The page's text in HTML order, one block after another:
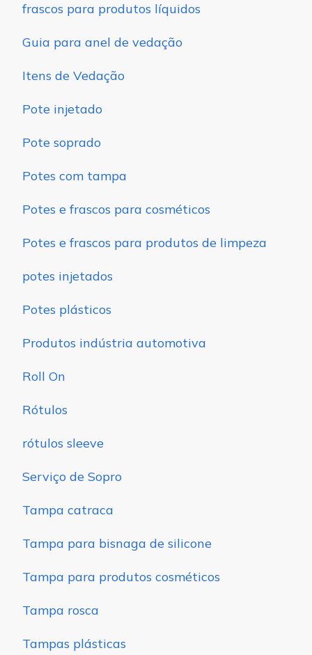
frascos para produtos líquidos
Guia para anel de vedação
Itens de Vedação
Pote injetado
Pote soprado
Potes com tampa
Potes e frascos para cosméticos
Potes e frascos para produtos de limpeza
potes injetados
Potes plásticos
Produtos indústria automotiva
Roll On
Rótulos
rótulos sleeve
Serviço de Sopro
Tampa catraca
Tampa para bisnaga de silicone
Tampa para produtos cosméticos
Tampa rosca
Tampas plásticas